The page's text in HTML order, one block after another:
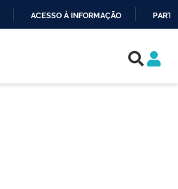
ACESSO À INFORMAÇÃO